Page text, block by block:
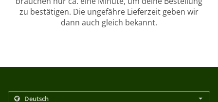
zu bestätigen. Die ungefähre Lieferzeit geben wir
dann auch gleich bekannt.